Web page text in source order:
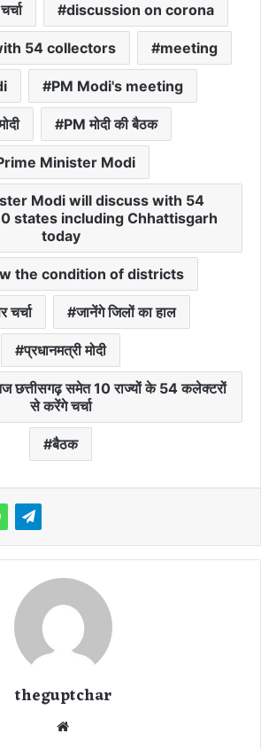
discussion on corona
54 collectors meeting
PM Modi's meeting
PM मोदी की बैठक
Minister Modi
Modi will discuss with 54
states including Chhattisgarh
today
the condition of districts
चर्चा जानेंगे जिलों का हाल
प्रधानमत्री मोदी
छत्तीसगढ़ समेत 10 राज्यों के 54 कलेक्टरों
से करेंगे चर्चा
बैठक
theguptchar